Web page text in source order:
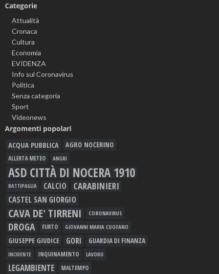
Categorie
Attualità
Cronaca
Cultura
Economia
EVIDENZA
Info sul Coronavirus
Politica
Senza categoria
Sport
Videonews
Argomenti popolari
ACQUA PUBBLICA AGRO NOCERINO
ALLERTA METEO ANGRI
ASD CITTÀ DI NOCERA 1910
BATTIPAGLIA CALCIO CARABINIERI
CASTEL SAN GIORGIO
CAVA DE' TIRRENI CORONAVIRUS
DROGA FURTO GIOVANNI MARIA CUOFANO
GIUSEPPE GIUDICE GORI GUARDIA DI FINANZA
INCIDENTE INQUINAMENTO LAVORO
LEGAMBIENTE MALTEMPO